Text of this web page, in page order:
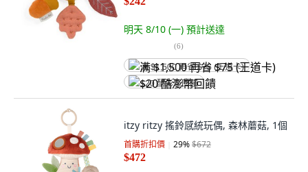
明天 8/10 (一) 預計送達
(6)
满 $1,500 再省 $75 (王道卡)
$20 酷澎幣回饋
itzy ritzy 搖鈴感統玩偶, 森林蘑菇, 1個
首購折扣價 29%$672
$472